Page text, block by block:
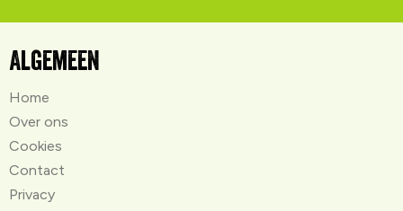
Algemeen
Home
Over ons
Cookies
Contact
Privacy